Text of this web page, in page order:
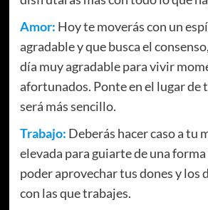
Amor: Hoy te moverás con un
agradable y que busca el
día muy agradable para vivir
afortunados. Ponte en el lugar de
será más sencillo.
Trabajo: Deberás hacer caso a tu
elevada para guiarte de una
poder aprovechar tus dones y los
con las que trabajes.